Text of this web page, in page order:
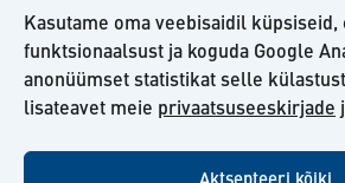
Kasutame oma veebisaidil
funktsionaalsust ja koguda Google
anonüümset statistikat selle
lisateavet meie privaatsuseeskirjade
Aktsepteeri kõiki
Meediale
Telli meie uudiskiri
Kiilto Eesti OÜ müügilepingu